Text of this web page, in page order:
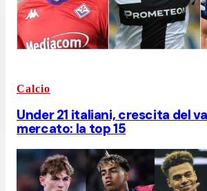
Calcio
Under 21 italiani, crescita del
mercato: la top 15